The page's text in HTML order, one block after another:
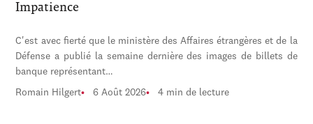
Impatience
C'est avec fierté que le ministère des Affaires étrangères et de la
Défense a publié la semaine dernière des images de billets de
banque représentant…
Romain Hilgert 6 Août 2026 4 min de lecture